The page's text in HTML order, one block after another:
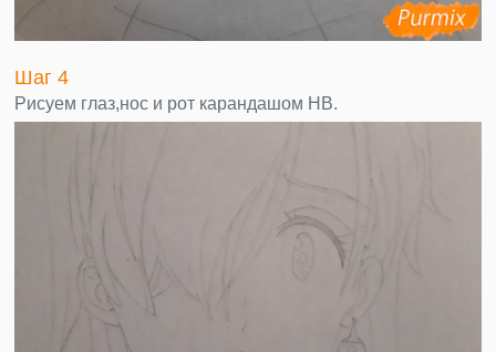
Шаг 4
Рисуем глаз,нос и рот карандашом НВ.